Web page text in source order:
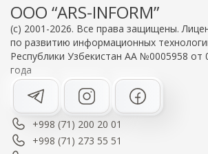
OOO “ARS-INFORM”
(c) 2001-2026. Все права защищены.
по развитию информационных
Республики Узбекистан АА №0005958 от
года
+998 (71) 200 20 01
+998 (71) 273 55 51